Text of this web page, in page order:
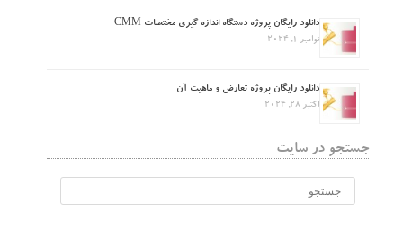
دانلود رایگان پروژه دستگاه اندازه گیری مختصات CMM
نوامبر 1, 2024
دانلود رایگان پروژه تعارض و ماهیت آن
اکتبر 28, 2024
جستجو در سایت